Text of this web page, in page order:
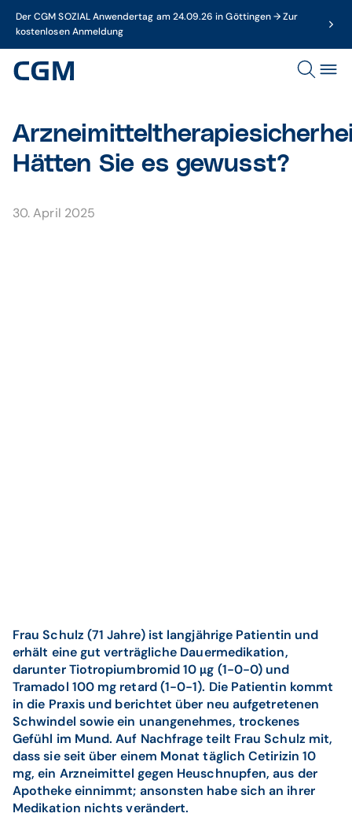
Der CGM SOZIAL Anwendertag am 24.09.26 in Göttingen → Zur
kostenlosen Anmeldung
Hätten Sie es gewusst?
30. April 2025
Frau Schulz (71 Jahre) ist langjährige Patientin und
erhält eine gut verträgliche Dauermedikation,
darunter Tiotropiumbromid 10 μg (1-0-0) und
Tramadol 100 mg retard (1-0-1). Die Patientin kommt
in die Praxis und berichtet über neu aufgetretenen
Schwindel sowie ein unangenehmes, trockenes
Gefühl im Mund. Auf Nachfrage teilt Frau Schulz mit,
dass sie seit über einem Monat täglich Cetirizin 10
mg, ein Arzneimittel gegen Heuschnupfen, aus der
Apotheke einnimmt; ansonsten habe sich an ihrer
Medikation nichts verändert.